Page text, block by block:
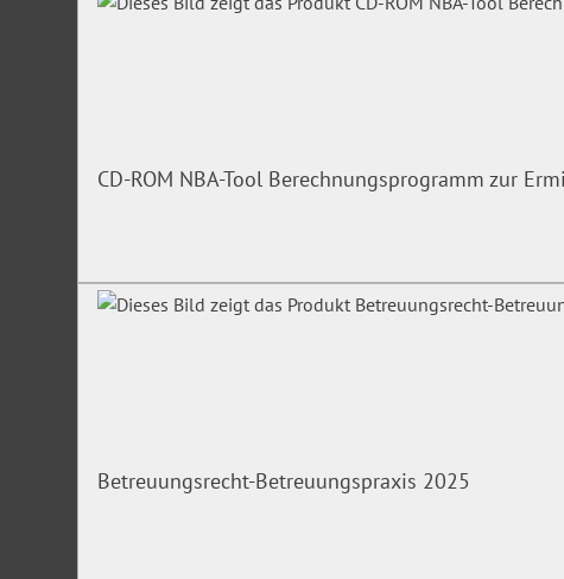
CD-ROM NBA-Tool Berechnungsprogramm zur
Betreuungsrecht-Betreuungspraxis 2025